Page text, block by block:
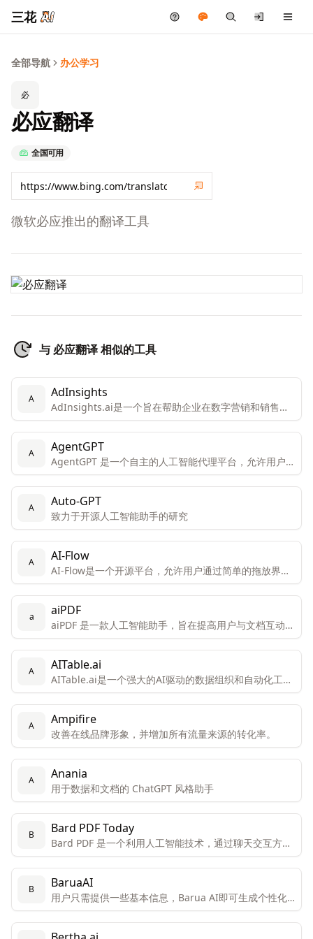
三花
全部导航 办公学习
必
必应翻译
全国可用
微软必应推出的翻译工具
与 必应翻译 相似的工具
A AdInsights
AdInsights.ai是一个旨在帮助企业在数字营销和销售方
面实现增长和效率的平台。
A AgentGPT
AgentGPT 是一个自主的人工智能代理平台，允许用户在
浏览器中创建和部署可定制的自主AI代理。
A Auto-GPT
致力于开源人工智能助手的研究
A AI-Flow
AI-Flow是一个开源平台，允许用户通过简单的拖放界面
创建自定义的AI工具。该平台专为创新者和创造者设计，
便于他们连接和组合不同的AI模型以获得独特的结果。
a aiPDF
aiPDF 是一款人工智能助手，旨在提高用户与文档互动的
效率和体验。
A AITable.ai
AITable.ai是一个强大的AI驱动的数据组织和自动化工
具，旨在通过其视觉界面和集成能力简化个人和企业的
CRM、项目管理和生产力需求。
A Ampifire
改善在线品牌形象，并增加所有流量来源的转化率。
A Anania
用于数据和文档的 ChatGPT 风格助手
B Bard PDF Today
Bard PDF 是一个利用人工智能技术，通过聊天交互方式
帮助用户理解和处理PDF文档的创新工具。
B BaruaAI
用户只需提供一些基本信息，Barua AI即可生成个性化
的销售邮件。